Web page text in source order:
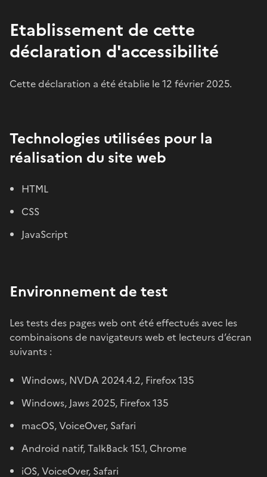
Etablissement de cette
déclaration d'accessibilité
Cette déclaration a été établie le 12 février 2025.
Technologies utilisées pour la
réalisation du site web
HTML
CSS
JavaScript
Environnement de test
Les tests des pages web ont été effectués avec les
combinaisons de navigateurs web et lecteurs d’écran
suivants :
Windows, NVDA 2024.4.2, Firefox 135
Windows, Jaws 2025, Firefox 135
macOS, VoiceOver, Safari
Android natif, TalkBack 15.1, Chrome
iOS, VoiceOver, Safari